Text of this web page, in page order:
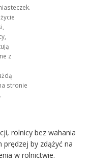
z
stronie
rolnicy bez wahania
prędzej by zdążyć na
w rolnictwie.